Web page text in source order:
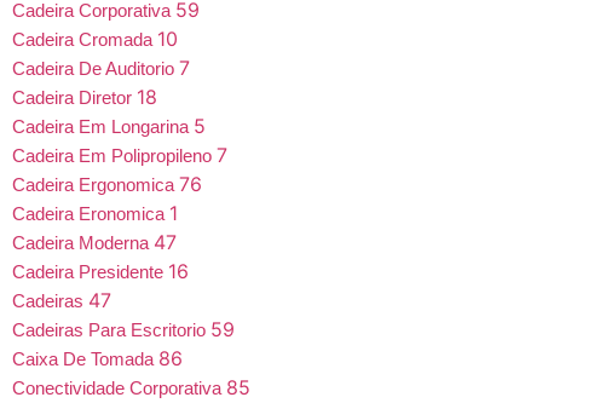
Cadeira Corporativa 59
Cadeira Cromada 10
Cadeira De Auditorio 7
Cadeira Diretor 18
Cadeira Em Longarina 5
Cadeira Em Polipropileno 7
Cadeira Ergonomica 76
Cadeira Eronomica 1
Cadeira Moderna 47
Cadeira Presidente 16
Cadeiras 47
Cadeiras Para Escritorio 59
Caixa De Tomada 86
Conectividade Corporativa 85